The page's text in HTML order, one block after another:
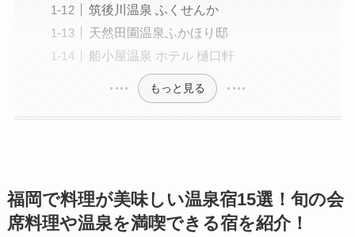
筑後川温泉 ふくせんか
天然田園温泉ふかほり邸
船小屋温泉 ホテル 樋口軒
もっと見る
福岡で料理が美味しい温泉宿15選！旬の会
席料理や温泉を満喫できる宿を紹介！